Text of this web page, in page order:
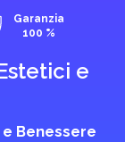
Garanzia
100 %
e
Benessere